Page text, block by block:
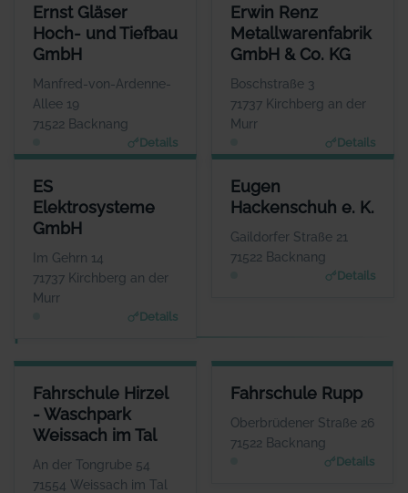
Ernst Gläser
Hoch- und Tiefbau
GmbH
Manfred-von-Ardenne-
Allee 19
71522 Backnang
Details
ERNST GLÄSER HOCH- UND TIEFBAU GMBH
ANSPRECHPARTNER
Herr Ulrich Gläser
WEBSITE
Erwin Renz
Metallwarenfabrik
GmbH & Co. KG
Boschstraße 3
71737 Kirchberg an der
Murr
Details
ERWIN RENZ
ES
Elektrosysteme
GmbH
Im Gehrn 14
71737 Kirchberg an der
Murr
Details
ES ELEKTROSYSTEME GMBH
Herr Espen Wilhelm
Eugen
Hackenschuh e. K.
Gaildorfer Straße 21
71522 Backnang
Details
EUGEN HACKENSCHUH E. K.
ANSPRECHPARTNER
Herr Alexander
Eckstein
www.hackenschuh.eu
F
Fahrschule Hirzel
- Waschpark
Weissach im Tal
An der Tongrube 54
71554 Weissach im Tal
FAHRSCHULE HIRZEL - WASCHPARK WEISSACH IM TAL
ANSPRECHPARTNER
Herr Timo Hirzel
www.fahrschule-hirzel.de; www.waschparkweissachim
tal.de
Fahrschule Rupp
Oberbrüdener Straße 26
71522 Backnang
Details
FAHRSCHULE RUPP
ANSPRECHPARTNER
Herr Andreas Rupp
www.fahrschule-rupp.d
e